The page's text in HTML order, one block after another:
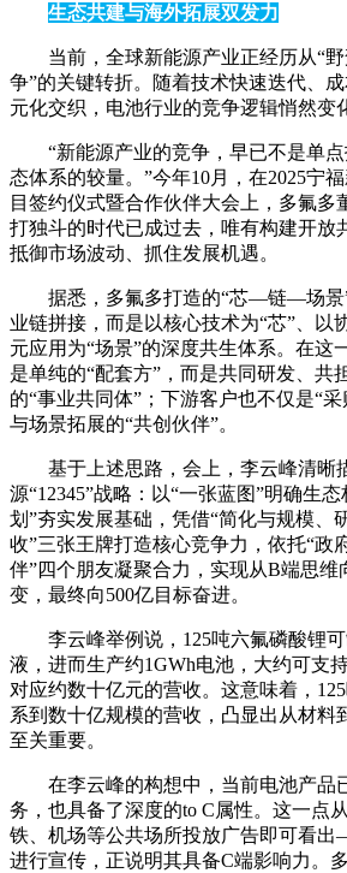
生态共建与海外拓展双发力
当前，全球新能源产业正经历从“
争”的关键转折。随着技术快速迭代、
元化交织，电池行业的竞争逻辑悄然变
“新能源产业的竞争，早已不是单
态体系的较量。”今年10月，在2025宁
目签约仪式暨合作伙伴大会上，多氟多
打独斗的时代已成过去，唯有构建开放
抵御市场波动、抓住发展机遇。
据悉，多氟多打造的“芯—链—场景
业链拼接，而是以核心技术为“芯”、以
元应用为“场景”的深度共生体系。在这
是单纯的“配套方”，而是共同研发、共
的“事业共同体”；下游客户也不仅是“
与场景拓展的“共创伙伴”。
基于上述思路，会上，李云峰清晰
源“12345”战略：以“一张蓝图”明确生
划”夯实发展基础，凭借“简化与规模、
收”三张王牌打造核心竞争力，依托“政
伴”四个朋友凝聚合力，实现从B端思维
变，最终向500亿目标奋进。
李云峰举例说，125吨六氟磷酸锂
液，进而生产约1GWh电池，大约可支
对应约数十亿元的营收。这意味着，
系到数十亿规模的营收，凸显出从材料
至关重要。
在李云峰的构想中，当前电池产品
务，也具备了深度的to C属性。这一点
铁、机场等公共场所投放广告即可看
进行宣传，正说明其具备C端影响力。